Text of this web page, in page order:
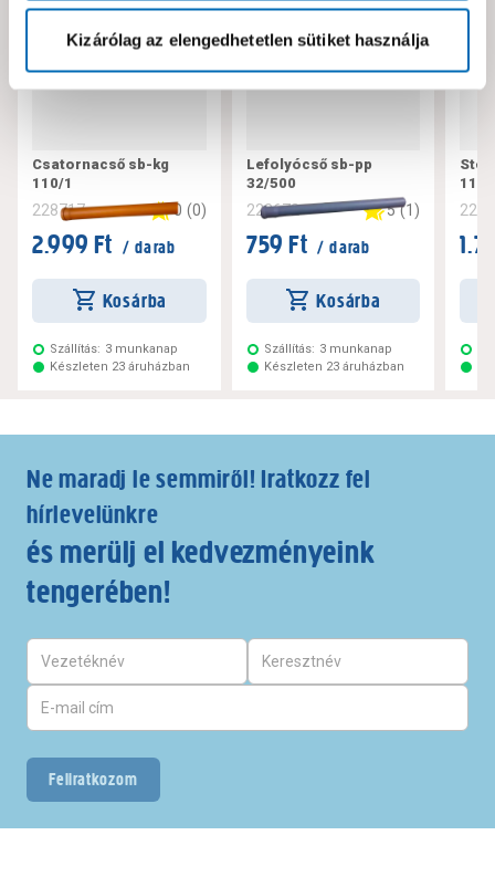
Kizárólag az elengedhetetlen sütiket használja
Csatornacső sb-kg
110/1
228717 0 (0)
2.999 Ft / darab
Kosárba
Szállítás: 3 munkanap
Készleten 23 áruházban
Lefolyócső sb-pp
32/500
228672 5 (1)
759 Ft / darab
Kosárba
Szállítás: 3 munkanap
Készleten 23 áruházban
110/
Ne maradj le semmiről! Iratkozz fel
hírlevelünkre
és merülj el kedvezményeink
tengerében!
Feliratkozom